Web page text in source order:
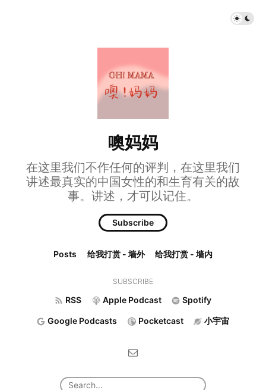
噢妈妈
在这里我们不作任何的评判，在这里我们
讲述最真实的中国女性的和生育有关的故
事。讲述，才可以记住。
Subscribe
Posts 给我打赏 - 墙外 给我打赏 - 墙内
SUBSCRIBE
RSS Apple Podcast Spotify
Google Podcasts Pocketcast 小宇宙